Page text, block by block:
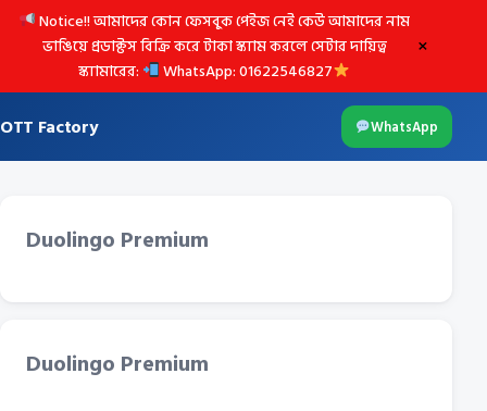
Notice!! আমাদের কোন ফেসবুক পেইজ নেই কেউ আমাদের নাম
ভাঙিয়ে প্রডাক্টস বিক্রি করে টাকা স্ক্যাম করলে সেটার দায়িত্ব
স্ক্যামারের:
WhatsApp: 01622546827
×
OTT Factory WhatsApp
Duolingo Premium
Duolingo Premium